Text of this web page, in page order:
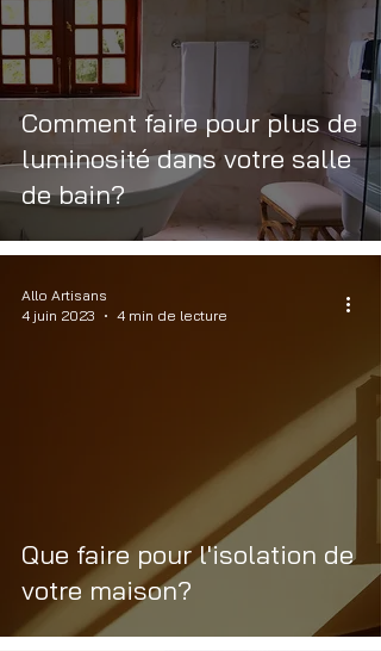
Comment faire pour plus de
luminosité dans votre salle
de bain?
Que faire pour l'isolation de
votre maison?
Allo Artisans
4 juin 2023
4 min de lecture